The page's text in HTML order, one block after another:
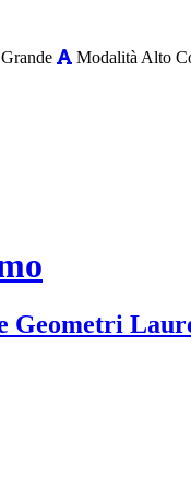
Modalità Alto
Geometri